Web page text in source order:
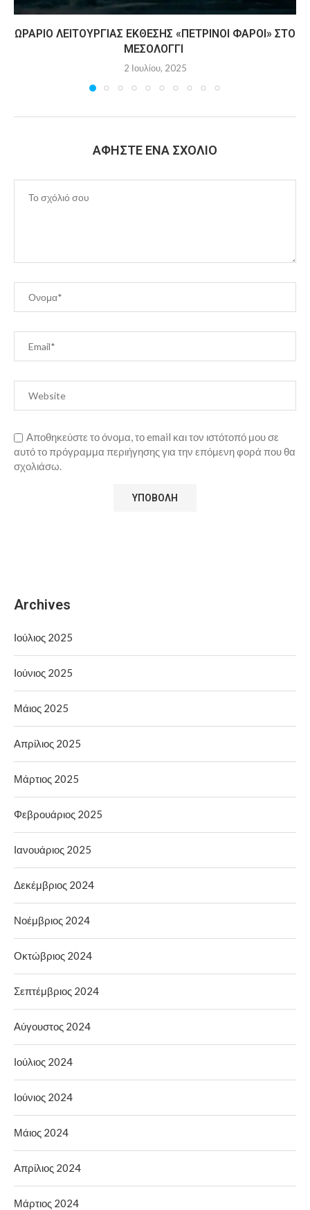
ΩΡΆΡΙΟ ΛΕΙΤΟΥΡΓΊΑΣ ΈΚΘΕΣΗΣ «ΠΈΤΡΙΝΟΙ ΦΆΡΟΙ» ΣΤΟ
ΜΕΣΟΛΌΓΓΙ
2 Ιουλίου, 2025
ΑΦΉΣΤΕ ΈΝΑ ΣΧΌΛΙΟ
Αποθηκεύστε το όνομα, το email και τον ιστότοπό μου σε
αυτό το πρόγραμμα περιήγησης για την επόμενη φορά που θα
σχολιάσω.
Archives
Ιούλιος 2025
Ιούνιος 2025
Μάιος 2025
Απρίλιος 2025
Μάρτιος 2025
Φεβρουάριος 2025
Ιανουάριος 2025
Δεκέμβριος 2024
Νοέμβριος 2024
Οκτώβριος 2024
Σεπτέμβριος 2024
Αύγουστος 2024
Ιούλιος 2024
Ιούνιος 2024
Μάιος 2024
Απρίλιος 2024
Μάρτιος 2024